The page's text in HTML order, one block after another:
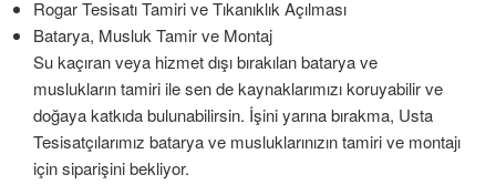
Rogar Tesisatı Tamiri ve Tıkanıklık Açılması
Batarya, Musluk Tamir ve Montaj
Su kaçıran veya hizmet dışı bırakılan batarya ve
muslukların tamiri ile sen de kaynaklarımızı koruyabilir ve
doğaya katkıda bulunabilirsin. İşini yarına bırakma, Usta
Tesisatçılarımız batarya ve musluklarınızın tamiri ve montajı
için siparişini bekliyor.